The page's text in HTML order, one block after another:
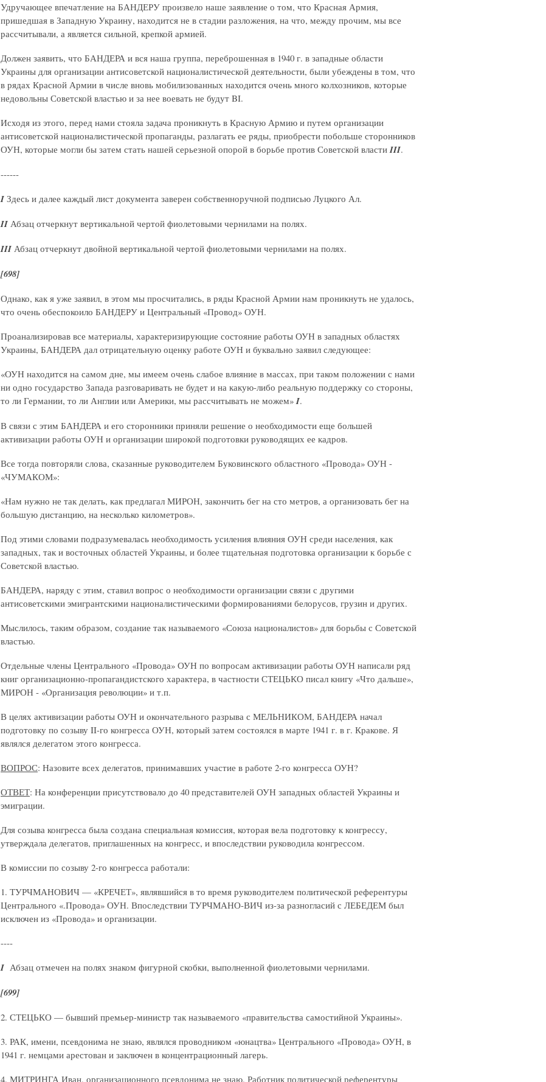
Удручающее впечатление на БАНДЕРУ произвело наше заявление о том, что Красная Армия,
пришедшая в Западную Украину, находится не в стадии разложения, на что, между прочим, мы все
рассчитывали, а является сильной, крепкой армией.
Должен заявить, что БАНДЕРА и вся наша группа, переброшенная в 1940 г. в западные области
Украины для организации антисоветской националистической деятельности, были убеждены в том, что
в рядах Красной Армии в числе вновь мобилизованных находится очень много колхозников, которые
недовольны Советской властью и за нее воевать не будут BI.
Исходя из этого, перед нами стояла задача проникнуть в Красную Армию и путем организации
антисоветской националистической пропаганды, разлагать ее ряды, приобрести побольше сторонников
ОУН, которые могли бы затем стать нашей серьезной опорой в борьбе против Советской властиIII.
------
I Здесь и далее каждый лист документа заверен собственноручной подписью Луцкого Ал.
II Абзац отчеркнут вертикальной чертой фиолетовыми чернилами на полях.
III Абзац отчеркнут двойной вертикальной чертой фиолетовыми чернилами на полях.
[698]
Однако, как я уже заявил, в этом мы просчитались, в ряды Красной Армии нам проникнуть не удалось,
что очень обеспокоило БАНДЕРУ и Центральный «Провод» ОУН.
Проанализировав все материалы, характеризирующие состояние работы ОУН в западных областях
Украины, БАНДЕРА дал отрицательную оценку работе ОУН и буквально заявил следующее:
«ОУН находится на самом дне, мы имеем очень слабое влияние в массах, при таком положении с нами
ни одно государство Запада разговаривать не будет и на какую-либо реальную поддержку со стороны,
то ли Германии, то ли Англии или Америки, мы рассчитывать не можем»I.
В связи с этим БАНДЕРА и его сторонники приняли решение о необходимости еще большей
активизации работы ОУН и организации широкой подготовки руководящих ее кадров.
Все тогда повторяли слова, сказанные руководителем Буковинского областного «Провода» ОУН -
«ЧУМАКОМ»:
«Нам нужно не так делать, как предлагал МИРОН, закончить бег на сто метров, а организовать бег на
большую дистанцию, на несколько километров».
Под этими словами подразумевалась необходимость усиления влияния ОУН среди населения, как
западных, так и восточных областей Украины, и более тщательная подготовка организации к борьбе с
Советской властью.
БАНДЕРА, наряду с этим, ставил вопрос о необходимости организации связи с другими
антисоветскими эмигрантскими националистическими формированиями белорусов, грузин и других.
Мыслилось, таким образом, создание так называемого «Союза националистов» для борьбы с Советской
властью.
Отдельные члены Центрального «Провода» ОУН по вопросам активизации работы ОУН написали ряд
книг организационно-пропагандистского характера, в частности СТЕЦЬКО писал книгу «Что дальше»,
МИРОН - «Организация революции» и т.п.
В целях активизации работы ОУН и окончательного разрыва с МЕЛЬНИКОМ, БАНДЕРА начал
подготовку по созыву II-го конгресса ОУН, который затем состоялся в марте 1941 г. в г. Кракове. Я
являлся делегатом этого конгресса.
ВОПРОС: Назовите всех делегатов, принимавших участие в работе 2-го конгресса ОУН?
ОТВЕТ: На конференции присутствовало до 40 представителей ОУН западных областей Украины и
эмиграции.
Для созыва конгресса была создана специальная комиссия, которая вела подготовку к конгрессу,
утверждала делегатов, приглашенных на конгресс, и впоследствии руководила конгрессом.
В комиссии по созыву 2-го конгресса работали:
1. ТУРЧМАНОВИЧ — «КРЕЧЕТ», являвшийся в то время руководителем политической референтуры
Центрального «.Провода» ОУН. Впоследствии ТУРЧМАНО-ВИЧ из-за разногласий с ЛЕБЕДЕМ был
исключен из «Провода» и организации.
----
I Абзац отмечен на полях знаком фигурной скобки, выполненной фиолетовыми чернилами.
[699]
2. СТЕЦЬКО — бывший премьер-министр так называемого «правительства самостийной Украины».
3. РАК, имени, псевдонима не знаю, являлся проводником «юнацтва» Центрального «Провода» ОУН, в
1941 г. немцами арестован и заключен в концентрационный лагерь.
4. МИТРИНГА Иван, организационного псевдонима не знаю. Работник политической референтуры